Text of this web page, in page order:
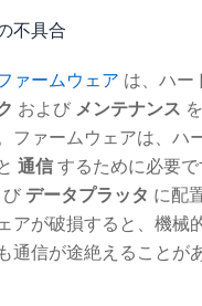
不具合
ァームウェア は、ハー
および メンテナンス
ファームウェアは、ハ
通信 するために必要で
び データプラッタ に配
アが破損すると、機械
通信が途絶えることが